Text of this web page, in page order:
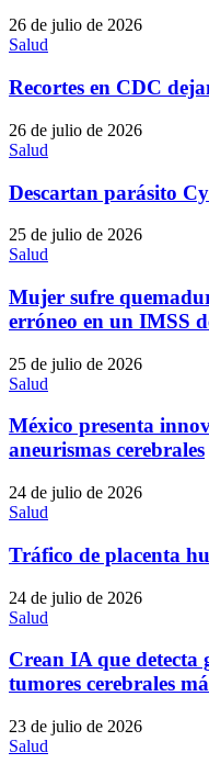
26 de julio de 2026
Salud
Recortes en CDC
26 de julio de 2026
Salud
Descartan parásito
25 de julio de 2026
Salud
Mujer sufre
erróneo en un IMSS
25 de julio de 2026
Salud
México presenta
aneurismas cerebrales
24 de julio de 2026
Salud
Tráfico de placenta
24 de julio de 2026
Salud
Crean IA que detecta
tumores cerebrales
23 de julio de 2026
Salud